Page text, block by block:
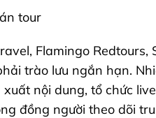
tour
Flamingo Redtours,
trào lưu ngắn hạn.
nội dung, tổ chức
đồng người theo dõi